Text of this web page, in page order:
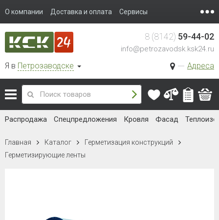
О компании Доставка и оплата Сервисы
Я в Петрозаводске Адреса
8 (8142) 59-44-02
info@petrozavodsk.ksk24.ru
Распродажа Спецпредложения Кровля Фасад
Главная Каталог
Герметизация конструкций
Герметизирующие ленты